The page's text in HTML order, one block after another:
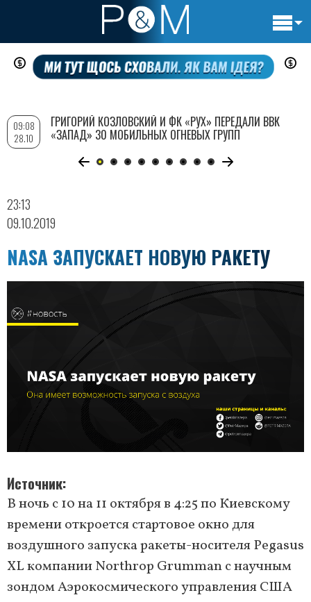
Перейти
содержанию
23:13
09.10.2019
NASA ЗАПУСКАЕТ НОВУЮ РАКЕТУ
Источник
В ночь с 10 на 11 октября в 4:25 по Киевскому
времени откроется стартовое окно для
воздушного запуска ракеты-носителя Pegasus
XL компании Northrop Grumman с научным
зондом Аэрокосмического управления США
09:08
28.10
ГРИГОРИЙ КОЗЛОВСКИЙ И ФК «РУХ» ПЕРЕДАЛИ ВВК
«ЗАПАД» 30 МОБИЛЬНЫХ ОГНЕВЫХ ГРУПП